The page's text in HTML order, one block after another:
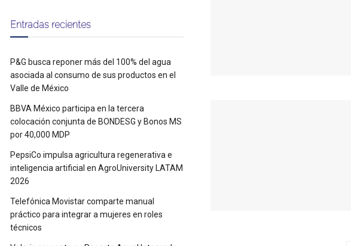
Entradas recientes
P&G busca reponer más del 100% del agua
asociada al consumo de sus productos en el
Valle de México
BBVA México participa en la tercera
colocación conjunta de BONDESG y Bonos MS
por 40,000 MDP
PepsiCo impulsa agricultura regenerativa e
inteligencia artificial en AgroUniversity LATAM
2026
Telefónica Movistar comparte manual
práctico para integrar a mujeres en roles
técnicos